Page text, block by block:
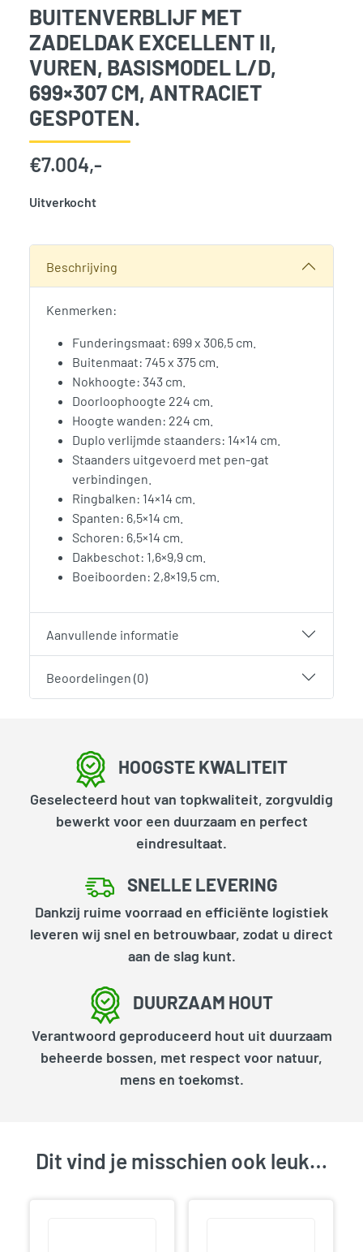
BUITENVERBLIJF MET
ZADELDAK EXCELLENT II,
VUREN, BASISMODEL L/D,
699×307 CM, ANTRACIET
GESPOTEN.
€7.004,-
Uitverkocht
Beschrijving
Kenmerken:
Funderingsmaat: 699 x 306,5 cm.
Buitenmaat: 745 x 375 cm.
Nokhoogte: 343 cm.
Doorloophoogte 224 cm.
Hoogte wanden: 224 cm.
Duplo verlijmde staanders: 14×14 cm.
Staanders uitgevoerd met pen-gat
verbindingen.
Ringbalken: 14×14 cm.
Spanten: 6,5×14 cm.
Schoren: 6,5×14 cm.
Dakbeschot: 1,6×9,9 cm.
Boeiboorden: 2,8×19,5 cm.
Aanvullende informatie
Beoordelingen (0)
HOOGSTE KWALITEIT
Geselecteerd hout van topkwaliteit, zorgvuldig
bewerkt voor een duurzaam en perfect
eindresultaat.
SNELLE LEVERING
Dankzij ruime voorraad en efficiënte logistiek
leveren wij snel en betrouwbaar, zodat u direct
aan de slag kunt.
DUURZAAM HOUT
Verantwoord geproduceerd hout uit duurzaam
beheerde bossen, met respect voor natuur,
mens en toekomst.
Dit vind je misschien ook leuk…